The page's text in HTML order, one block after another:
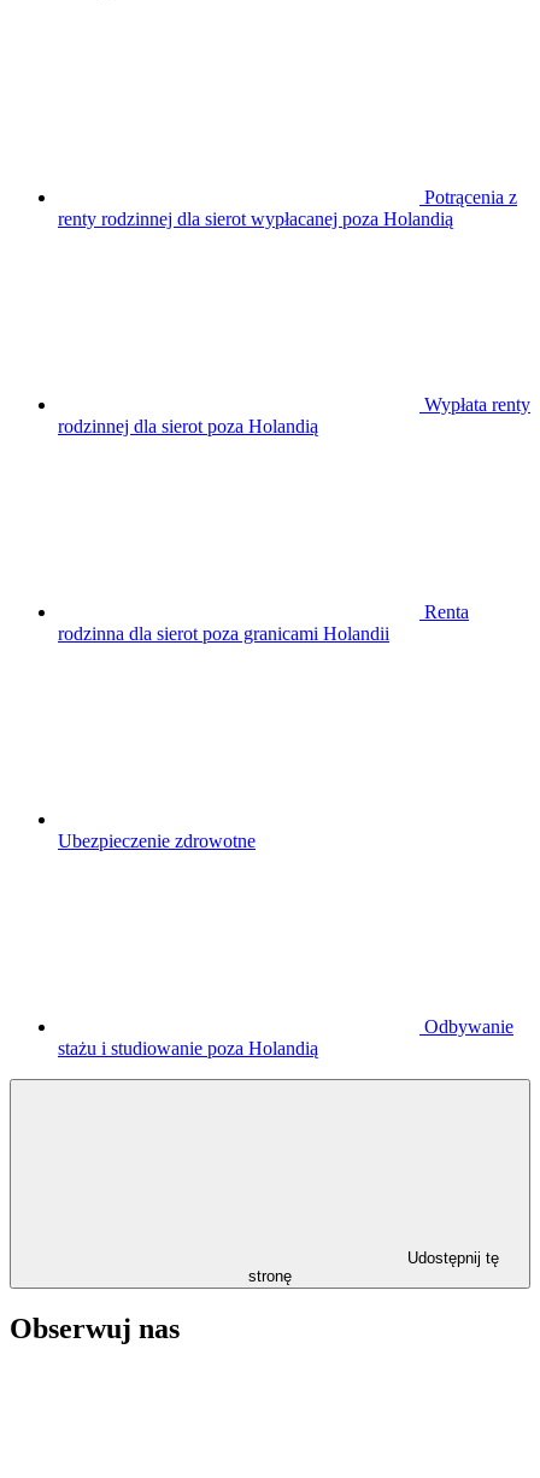
Potrącenia z
renty rodzinnej dla sierot wypłacanej poza Holandią
Wypłata renty
rodzinnej dla sierot poza Holandią
Renta
rodzinna dla sierot poza granicami Holandii
Ubezpieczenie zdrowotne
Odbywanie
stażu i studiowanie poza Holandią
Udostępnij tę
stronę
Obserwuj nas